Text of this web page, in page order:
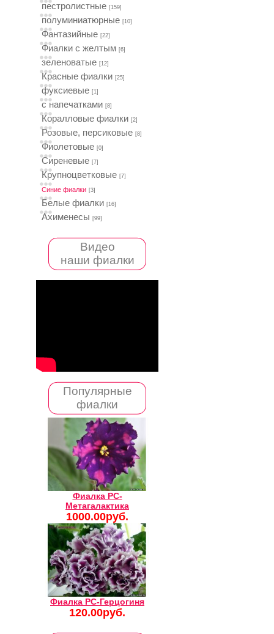
пестролистные [159]
полуминиатюрные [10]
Фантазийные [22]
Фиалки с желтым [6]
зеленоватые [12]
Красные фиалки [25]
фуксиевые [1]
с напечатками [8]
Коралловые фиалки [2]
Розовые, персиковые [8]
Фиолетовые [0]
Сиреневые [7]
Крупноцветковые [7]
Синие фиалки [3]
Белые фиалки [16]
Ахименесы [99]
Видео
наши фиалки
Популярные
фиалки
Фиалка РС-
Метагалактика
1000.00руб.
Фиалка РС-Герцогиня
120.00руб.